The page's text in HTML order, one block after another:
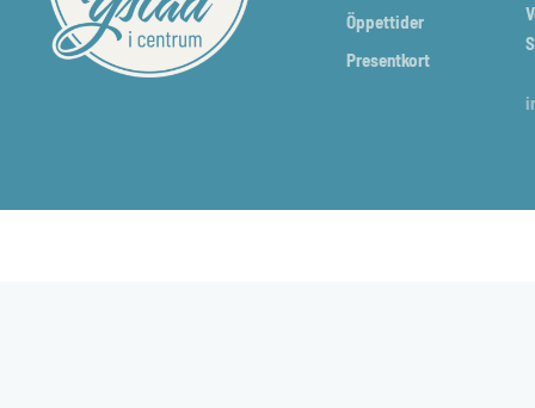
Öppettider
Presentkort